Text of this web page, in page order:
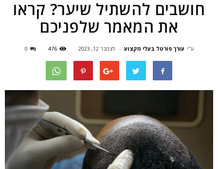
חושבים להשתיל שיער? קראו
את המאמר שלפניכם
ע"י עורך פורטל בעלי מקצוע - דצמבר 12, 2023 476
0